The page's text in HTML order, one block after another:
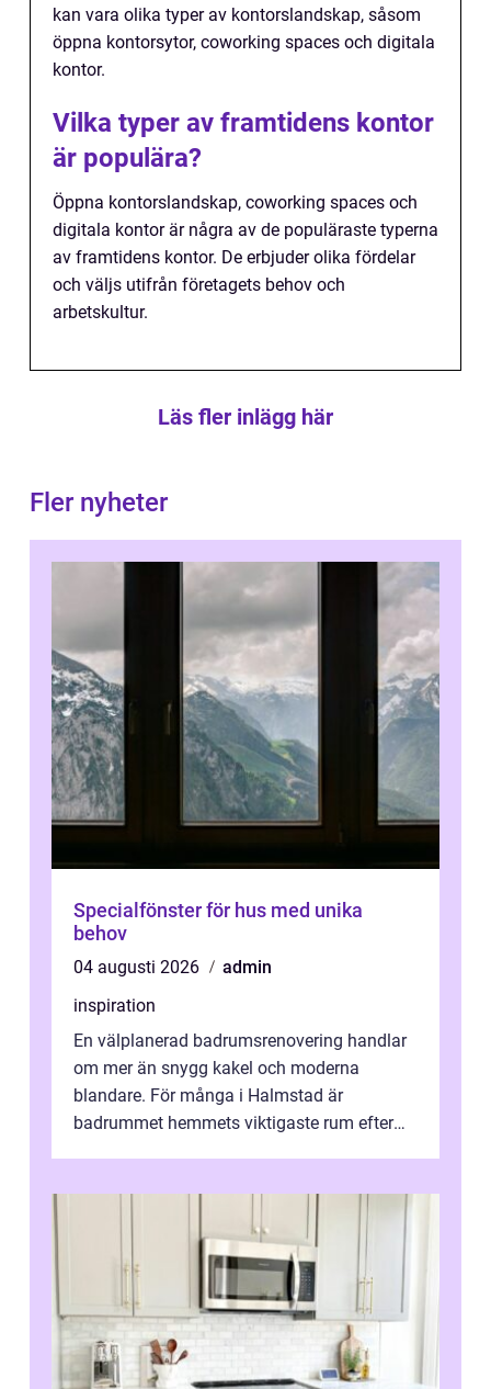
kan vara olika typer av kontorslandskap, såsom
öppna kontorsytor, coworking spaces och digitala
kontor.
Vilka typer av framtidens kontor
är populära?
Öppna kontorslandskap, coworking spaces och
digitala kontor är några av de populäraste typerna
av framtidens kontor. De erbjuder olika fördelar
och väljs utifrån företagets behov och
arbetskultur.
Läs fler inlägg här
Fler nyheter
Specialfönster för hus med unika
behov
04 augusti 2026
admin
inspiration
En välplanerad badrumsrenovering handlar
om mer än snygg kakel och moderna
blandare. För många i Halmstad är
badrummet hemmets viktigaste rum efter